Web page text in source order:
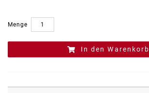
Menge
In den Warenkorb